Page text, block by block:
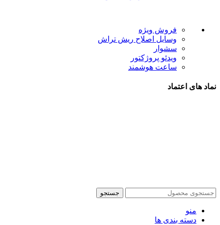
فروش ویژه
وسایل اصلاح ریش تراش
سشوار
ویدئو پروژکتور
ساعت هوشمند
نماد های اعتماد
جستجو
منو
دسته بندی ها